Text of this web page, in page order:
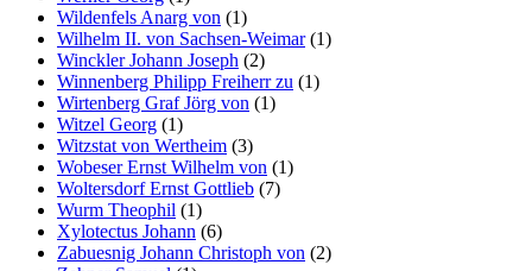
Wildenfels Anarg von (1)
Wilhelm II. von Sachsen-Weimar(1)
Winckler Johann Joseph (2)
Winnenberg Philipp Freiherr zu (1)
Wirtenberg Graf Jörg von (1)
Witzel Georg (1)
Witzstat von Wertheim (3)
Wobeser Ernst Wilhelm von (1)
Woltersdorf Ernst Gottlieb (7)
Wurm Theophil (1)
Xylotectus Johann (6)
Zabuesnig Johann Christoph von (2)